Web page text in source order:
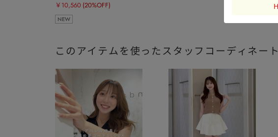
￥10,560 (20%OFF)
NEW
このアイテムを使ったスタッフコーディネート